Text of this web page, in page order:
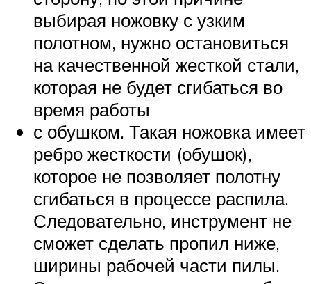
выбирая ножовку с узким
полотном, нужно остановиться
на качественной жесткой стали,
которая не будет сгибаться во
время работы
с обушком. Такая ножовка имеет
ребро жесткости (обушок),
которое не позволяет полотну
сгибаться в процессе распила.
Следовательно, инструмент не
сможет сделать пропил ниже,
ширины рабочей части пилы.